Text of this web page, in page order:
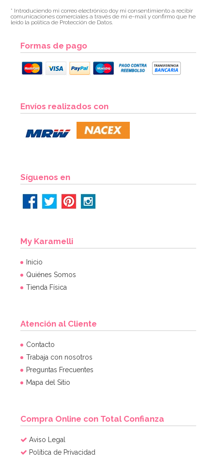
Piñata Caballo Marrón 42 cm
* Introduciendo mi correo electrónico doy mi consentimiento a recibir
comunicaciones comerciales a través de mi e-mail y confirmo que he
leído la política de Protección de Datos.
Formas de pago
Envíos realizados con
Síguenos en
My Karamelli
Inicio
Quiénes Somos
Tienda Física
Atención al Cliente
Contacto
Trabaja con nosotros
Preguntas Frecuentes
Mapa del Sitio
Compra Online con Total Confianza
Aviso Legal
Política de Privacidad